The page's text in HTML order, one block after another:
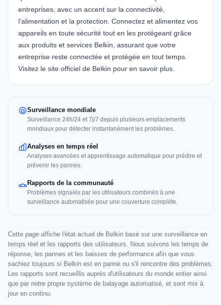
entreprises, avec un accent sur la connectivité,
l’alimentation et la protection. Connectez et alimentez vos
appareils en toute sécurité tout en les protégeant grâce
aux produits et services Belkin, assurant que votre
entreprise reste connectée et protégée en tout temps.
Visitez le site officiel de Belkin pour en savoir plus.
Surveillance mondiale
Surveillance 24h/24 et 7j/7 depuis plusieurs emplacements
mondiaux pour détecter instantanément les problèmes.
Analyses en temps réel
Analyses avancées et apprentissage automatique pour prédire et
prévenir les pannes.
Rapports de la communauté
Problèmes signalés par les utilisateurs combinés à une
surveillance automatisée pour une couverture complète.
Cette page affiche l'état actuel de Belkin basé sur une surveillance en
temps réel et les rapports des utilisateurs. Nous suivons les temps de
réponse, les pannes et les baisses de performance afin que vous
sachiez toujours si Belkin est en panne ou s'il rencontre des problèmes.
Les rapports sont recueillis auprès d'utilisateurs du monde entier ainsi
que par notre propre système de balayage automatisé, et sont mis à
jour en continu.